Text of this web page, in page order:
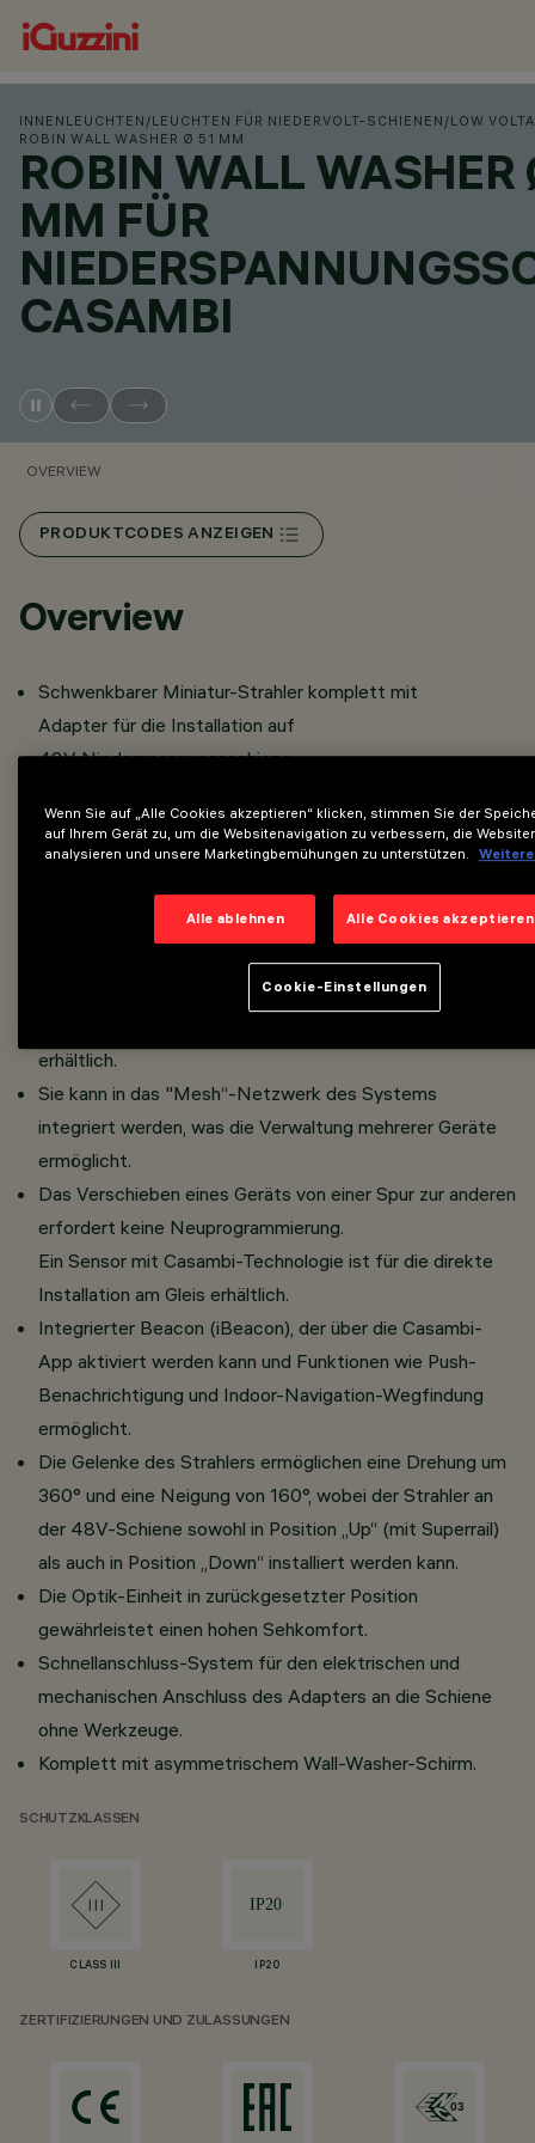
INNENLEUCHTEN /LEUCHTEN FÜR NIEDERVOLT-SCHIENEN /LOW
ROBIN WALL WASHER Ø 51 MM
ROBIN WALL WASHER
MM FÜR
CASAMBI
OVERVIEW
PRODUKTCODES ANZEIGEN
Overview
Schwenkbarer Miniatur-Strahler komplett mit
Adapter für die Installation auf
48V Niederspannungsschiene.
Die integrierte Casambi-Technologie ermöglicht die
unabhängige Steuerung jedes in die Schiene
eingesetzten Lichtmoduls.
Das Gerät kann über die Casambi App gesteuert werden,
die die Funktionen Ein/Aus, Dimmen und Szenenabruf
erhältlich.
Sie kann in das "Mesh“-Netzwerk des Systems
integriert werden, was die Verwaltung mehrerer Geräte
ermöglicht.
Das Verschieben eines Geräts von einer Spur zur anderen
erfordert keine Neuprogrammierung.
Ein Sensor mit Casambi-Technologie ist für die direkte
Installation am Gleis erhältlich.
Integrierter Beacon (iBeacon), der über die Casambi-
App aktiviert werden kann und Funktionen wie Push-
Benachrichtigung und Indoor-Navigation-Wegfindung
ermöglicht.
Die Gelenke des Strahlers ermöglichen eine Drehung um
360° und eine Neigung von 160°, wobei der Strahler an
der 48V-Schiene sowohl in Position „Up“ (mit Superrail)
als auch in Position „Down“ installiert werden kann.
Die Optik-Einheit in zurückgesetzter Position
gewährleistet einen hohen Sehkomfort.
Schnellanschluss-System für den elektrischen und
mechanischen Anschluss des Adapters an die Schiene
ohne Werkzeuge.
Komplett mit asymmetrischem Wall-Washer-Schirm.
SCHUTZKLASSEN
CLASS III IP20
ZERTIFIZIERUNGEN UND ZULASSUNGEN
Wenn Sie auf „Alle Cookies akzeptieren“ klicken, stimmen Sie der
auf Ihrem Gerät zu, um die Websitenavigation zu verbessern, die
analysieren und unsere Marketingbemühungen zu unterstützen.
Alle ablehnen Alle Cookies akzeptieren
Cookie-Einstellungen